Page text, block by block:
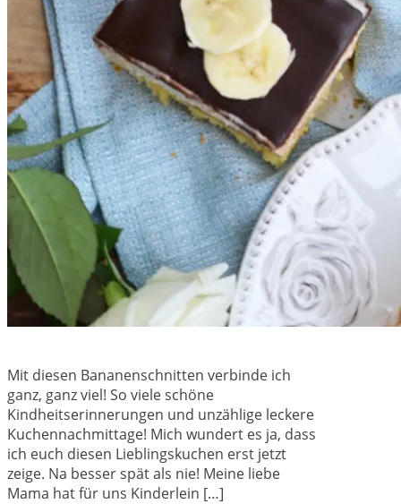
Mit diesen Bananenschnitten verbinde ich
ganz, ganz viel! So viele schöne
Kindheitserinnerungen und unzählige leckere
Kuchennachmittage! Mich wundert es ja, dass
ich euch diesen Lieblingskuchen erst jetzt
zeige. Na besser spät als nie! Meine liebe
Mama hat für uns Kinderlein […]